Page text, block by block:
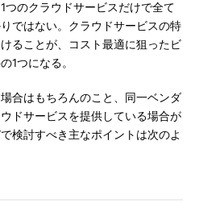
つのクラウドサービスだけで全て
ではない。クラウドサービスの特
ることが、コスト最適に狙ったビ
1つになる。
合はもちろんのこと、同一ベンダ
ドサービスを提供している場合が
検討すべき主なポイントは次のよ